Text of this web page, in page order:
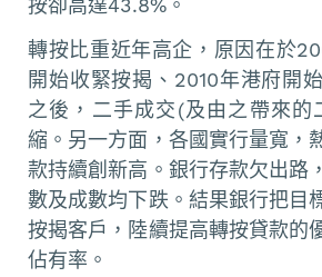
按卻高達43.8%。
轉按比重近年高企，原因在於
開始收緊按揭、2010年港府開
之後，二手成交(及由之帶來的
縮。另一方面，各國實行量寬，
款持續創新高。銀行存款欠出路
數及成數均下跌。結果銀行把目
按揭客戶，陸續提高轉按貸款的
佔有率。